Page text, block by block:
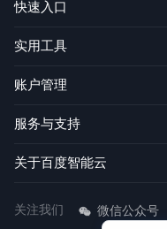
快速入口
实用工具
账户管理
服务与支持
关于百度智能云
关注我们 微信公众号